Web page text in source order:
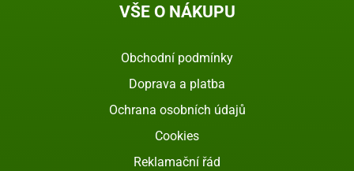
VŠE O NÁKUPU
Obchodní podmínky
Doprava a platba
Ochrana osobních údajů
Cookies
Reklamační řád